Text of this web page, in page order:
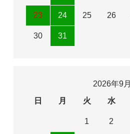
23 24 25 26
30 31
2026年9月
日
月 火 水
1 2